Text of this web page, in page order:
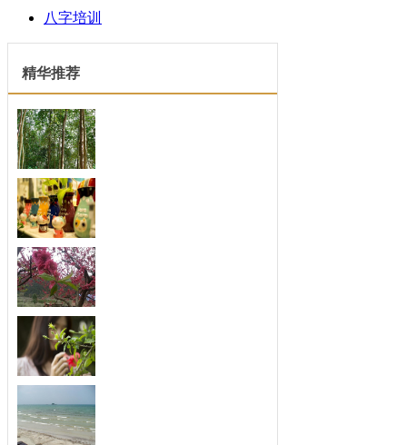
八字培训
精华推荐
四月份人格魅力开始大
每一个人的人格魅力绝对是吸引人最重
要的法...
扬长避短，善于发现别
取长补短，最会发现优点的三大生肖。
俗话说...
不喜欢空闲，最珍惜时
忙个不停，最善于利用时间的三大生
肖。人们...
从不暗恋，爱你就要告
爱上就去追求，最不喜欢暗恋的三大生